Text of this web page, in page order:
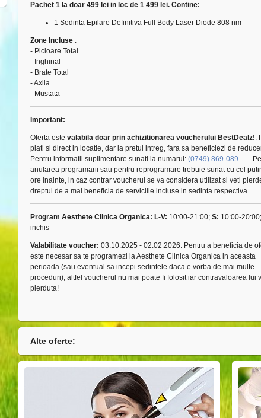
Pachet 1 la doar 499 lei in loc de 1 499 lei. Contine:
1 Sedinta Epilare Definitiva Full Body Laser Diode 808 nm
Zone Incluse :
- Picioare Total
- Inghinal
- Brate Total
- Axila
- Mustata
Important:
Oferta este valabila doar prin achizitionarea voucherului BestDealz!.
plati si direct in locatie, dar la pretul intreg, fara sa beneficiezi de
Pentru informatii suplimentare sunati la numarul: (0749) 869-089
.
anularea programarii sau pentru reprogramare trebuie sunat cu cel
ore inainte, in caz contrar voucherul se va considera utilizat si veti
dreptul de a mai beneficia de serviciile incluse in sedinta respectiva.
Program Aesthete Clinica Organica: L-V: 10:00-21:00; S: 10:00-20:00;
inchis
Valabilitate voucher: 03.10.2025 - 02.02.2026. Pentru a beneficia de
este necesar sa te programezi la Aesthete Clinica Organica in aceasta
perioada (sau eventual sa incepi sedintele daca e vorba de mai multe
proceduri), altfel voucherul nu mai poate fi folosit iar contravaloarea lui
pierduta!
Alte oferte: